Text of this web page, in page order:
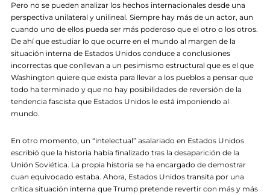
Pero no se pueden analizar los hechos internacionales desde una
perspectiva unilateral y unilineal. Siempre hay más de un actor, aun
cuando uno de ellos pueda ser más poderoso que el otro o los otros.
De ahí que estudiar lo que ocurre en el mundo al margen de la
situación interna de Estados Unidos conduce a conclusiones
incorrectas que conllevan a un pesimismo estructural que es el que
Washington quiere que exista para llevar a los pueblos a pensar que
todo ha terminado y que no hay posibilidades de reversión de la
tendencia fascista que Estados Unidos le está imponiendo al
mundo.
En otro momento, un “intelectual” asalariado en Estados Unidos
escribió que la historia había finalizado tras la desaparición de la
Unión Soviética. La propia historia se ha encargado de demostrar
cuan equivocado estaba. Ahora, Estados Unidos transita por una
crítica situación interna que Trump pretende revertir con más y más